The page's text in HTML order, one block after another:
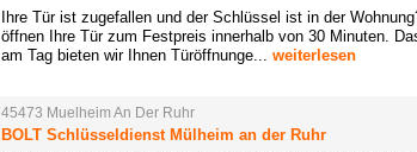
Ihre Tür ist zugefallen und der Schlüssel ist in der
öffnen Ihre Tür zum Festpreis innerhalb von 30 Minuten.
am Tag bieten wir Ihnen Türöffnunge... weiterlesen
45473 Muelheim An Der Ruhr
BOLT Schlüsseldienst Mülheim an der Ruhr